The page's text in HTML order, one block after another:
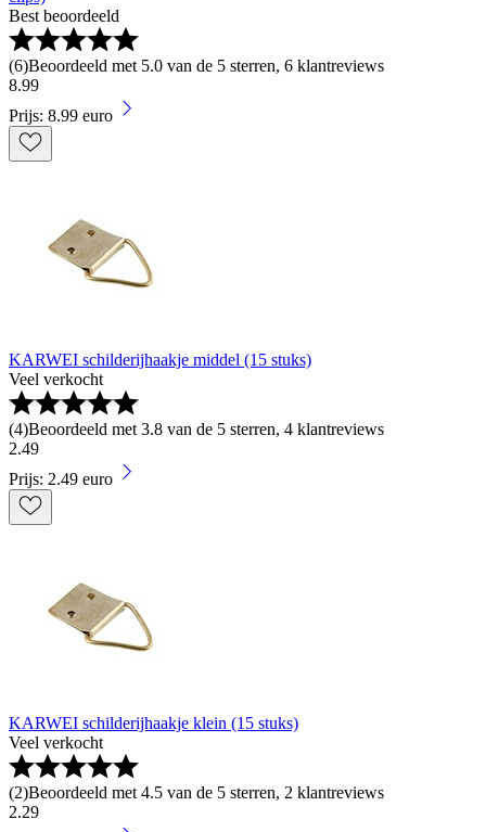
Best beoordeeld
(6)Beoordeeld met 5.0 van de 5 sterren, 6 klantreviews
8.99
Prijs: 8.99 euro
KARWEI schilderijhaakje middel (15 stuks)
Veel verkocht
(4)Beoordeeld met 3.8 van de 5 sterren, 4 klantreviews
2.49
Prijs: 2.49 euro
KARWEI schilderijhaakje klein (15 stuks)
Veel verkocht
(2)Beoordeeld met 4.5 van de 5 sterren, 2 klantreviews
2.29